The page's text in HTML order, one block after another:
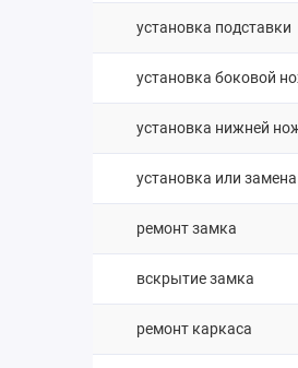
установка подставки
установка боковой
установка нижней
установка или
ремонт замка
вскрытие замка
ремонт каркаса